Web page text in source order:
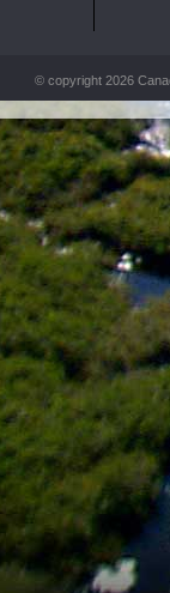
© copyright 2026